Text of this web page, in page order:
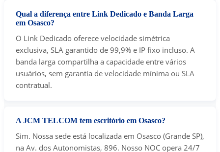
Qual a diferença entre Link Dedicado e Banda Larga
em Osasco?
O Link Dedicado oferece velocidade simétrica
exclusiva, SLA garantido de 99,9% e IP fixo incluso. A
banda larga compartilha a capacidade entre vários
usuários, sem garantia de velocidade mínima ou SLA
contratual.
A JCM TELCOM tem escritório em Osasco?
Sim. Nossa sede está localizada em Osasco (Grande SP),
na Av. dos Autonomistas, 896. Nosso NOC opera 24/7